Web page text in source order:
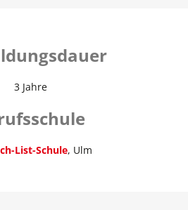
3 Jahre
List-Schule, Ulm